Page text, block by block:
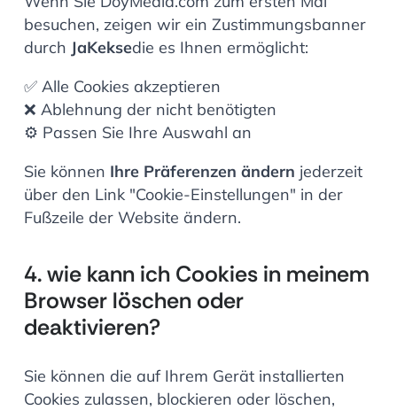
besuchen, zeigen wir ein Zustimmungsbanner
durch JaKeksedie es Ihnen ermöglicht:
✅ Alle Cookies akzeptieren
❌ Ablehnung der nicht benötigten
⚙️ Passen Sie Ihre Auswahl an
Sie können Ihre Präferenzen ändern jederzeit
über den Link "Cookie-Einstellungen" in der
Fußzeile der Website ändern.
4. wie kann ich Cookies in meinem
Browser löschen oder
deaktivieren?
Sie können die auf Ihrem Gerät installierten
Cookies zulassen, blockieren oder löschen,